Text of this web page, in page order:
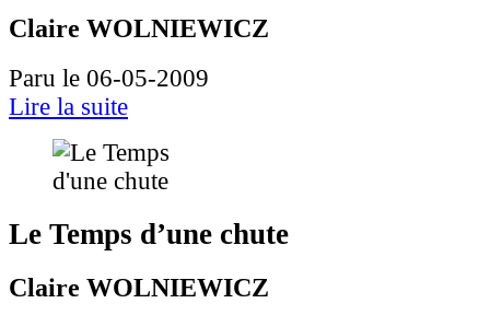
Claire WOLNIEWICZ
Paru le 06-05-2009
Lire la suite
Le Temps d’une chute
Claire WOLNIEWICZ